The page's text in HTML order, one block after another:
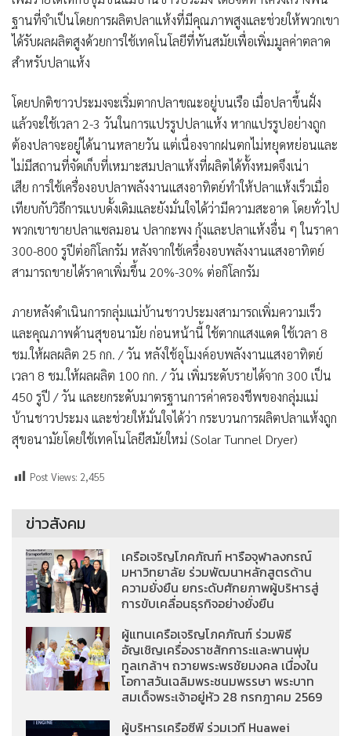
ฐานที่จำเป็นโดยการผลิตปลาแห้งที่มีคุณภาพสูงและช่วยให้พวกเขา
ได้รับผลผลิตสูงด้วยการใช้เทคโนโลยีที่ทันสมัยเพื่อเพิ่มมูลค่าตลาด
สำหรับปลาแห้ง
โดยปกติชาวประมงจะเริ่มตากปลาขณะอยู่บนเรือ เมื่อปลาขึ้นฝั่ง
แล้วจะใช้เวลา 2-3 วันในการแปรรูปปลาแห้ง หากแปรรูปอย่างถูก
ต้องปลาจะอยู่ได้นานหลายวัน แต่เนื่องจากฝนตกไม่หยุดหย่อนและ
ไม่มีสถานที่จัดเก็บที่เหมาะสมปลาแห้งที่ผลิตได้ทั้งหมดจึงเน่า
เสีย การใช้เครื่องอบปลาพลังงานแสงอาทิตย์ทำให้ปลาแห้งเร็วเมื่อ
เทียบกับวิธีการแบบดั้งเดิมและยังมั่นใจได้ว่ามีความสะอาด โดยทั่วไป
พวกเขาขายปลาแซลมอน ปลากะพง กุ้งและปลาแห้งอื่น ๆ ในราคา
300-800 รูปีต่อกิโลกรัม หลังจากใช้เครื่องอบพลังงานแสงอาทิตย์
สามารถขายได้ราคาเพิ่มขึ้น 20%-30% ต่อกิโลกรัม
ภายหลังดำเนินการกลุ่มแม่บ้านชาวประมงสามารถเพิ่มความเร็ว
และคุณภาพด้านสุขอนามัย ก่อนหน้านี้ ใช้ตากแสงแดด ใช้เวลา 8
ชม.ให้ผลผลิต 25 กก. / วัน หลังใช้อุโมงค์อบพลังงานแสงอาทิตย์
เวลา 8 ชม.ให้ผลผลิต 100 กก. / วัน เพิ่มระดับรายได้จาก 300 เป็น
450 รูปี / วัน และยกระดับมาตรฐานการค่าครองชีพของกลุ่มแม่
บ้านชาวประมง และช่วยให้มั่นใจได้ว่า กระบวนการผลิตปลาแห้งถูก
สุขอนามัยโดยใช้เทคโนโลยีสมัยใหม่ (Solar Tunnel Dryer)
Post Views: 2,455
ข่าวสังคม
เครือเจริญโภคภัณฑ์ หารือจุฬาลงกรณ์
มหาวิทยาลัย ร่วมพัฒนาหลักสูตรด้าน
ความยั่งยืน ยกระดับศักยภาพผู้บริหารสู่
การขับเคลื่อนธุรกิจอย่างยั่งยืน
ผู้แทนเครือเจริญโภคภัณฑ์ ร่วมพิธี
อัญเชิญเครื่องราชสักการะและพานพุ่ม
ทูลเกล้าฯ ถวายพระพรชัยมงคล เนื่องใน
โอกาสวันเฉลิมพระชนมพรรษา พระบาท
สมเด็จพระเจ้าอยู่หัว 28 กรกฎาคม 2569
ผู้บริหารเครือซีพี ร่วมเวที Huawei